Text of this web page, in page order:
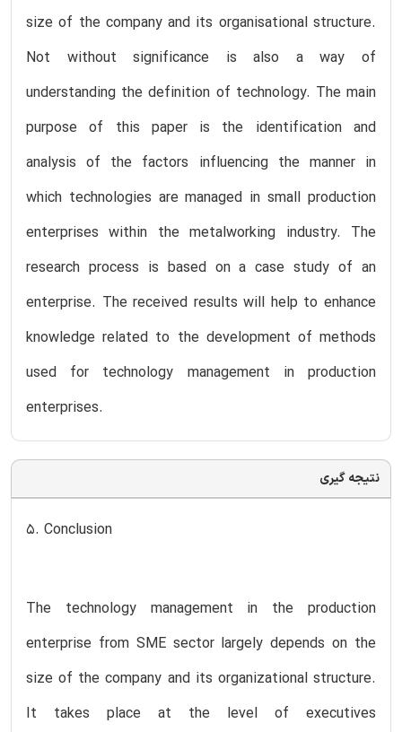
size of the company and its organisational structure.
Not without significance is also a way of
understanding the definition of technology. The main
purpose of this paper is the identification and
analysis of the factors influencing the manner in
which technologies are managed in small production
enterprises within the metalworking industry. The
research process is based on a case study of an
enterprise. The received results will help to enhance
knowledge related to the development of methods
used for technology management in production
enterprises.
نتیجه گیری
5. Conclusion
The technology management in the production
enterprise from SME sector largely depends on the
size of the company and its organizational structure.
It takes place at the level of executives